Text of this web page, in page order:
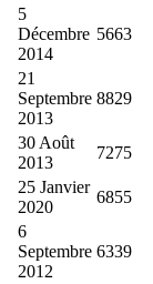
5
Décembre
2014
5663
21
Septembre
2013
8829
30 Août
2013
7275
25 Janvier
2020
6855
6
Septembre
2012
6339